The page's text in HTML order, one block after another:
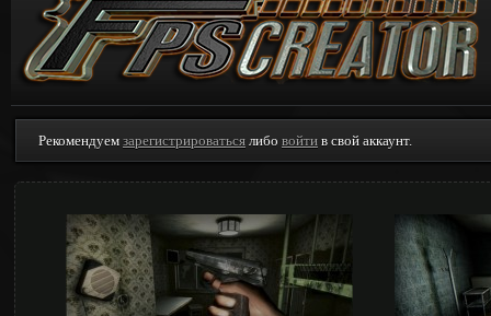
Рекомендуем зарегистрироваться либо войти в свой аккаунт.